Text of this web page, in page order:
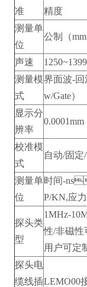
准
精度
测量单
位
公制（
声速
测量模
式
界面波-回
w/Gate）
显示分
辨率
0.0001mm
校准模
式
自动/固
测量单
位
时间-
P/KN,应
探头类
型
1MHz-
性/非磁性
用户可定
探头电
缆线插LEMO00